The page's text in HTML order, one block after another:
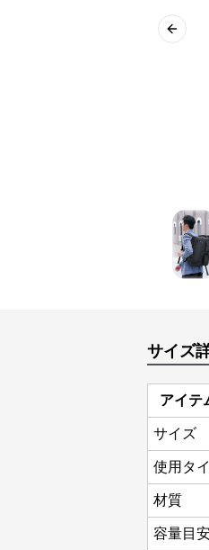
サイズ
アイテ
サイズ
使用タ
材質
容量目